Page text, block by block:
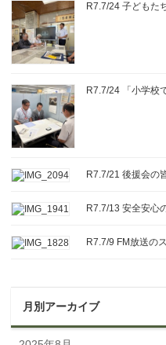
R7.7/24 子どもた
R7.7/24 「小学校
R7.7/21 後援会の
R7.7/13 安全安心
R7.7/9 FM放送の
月別アーカイブ